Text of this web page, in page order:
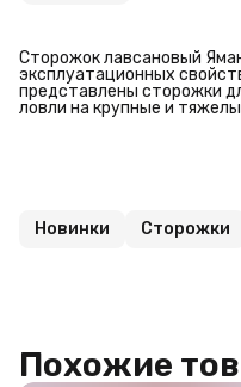
Сторожок лавсановый
эксплуатационных
представлены сторожки
ловли на крупные и
Новинки Сторожки
Похожие